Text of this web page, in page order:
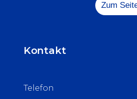
Zum
Kontakt
Telefon